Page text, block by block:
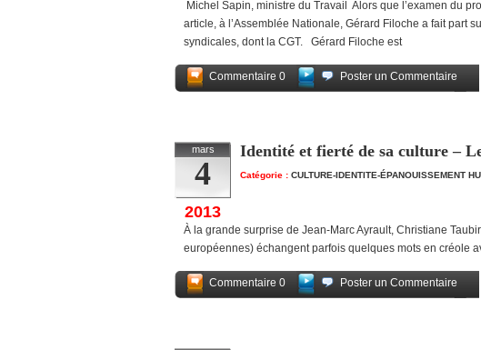
Michel Sapin, ministre du Travail Alors que l’examen du
article, à l’Assemblée Nationale, Gérard Filoche a fait part
syndicales, dont la CGT. Gérard Filoche est
Commentaire 0
Poster un Commentaire
mars
4
2013
Identité et fierté de sa culture –
Catégorie : CULTURE-IDENTITE-ÉPANOUISSEMENT
À la grande surprise de Jean-Marc Ayrault, Christiane
européennes) échangent parfois quelques mots en créole
Commentaire 0
Poster un Commentaire